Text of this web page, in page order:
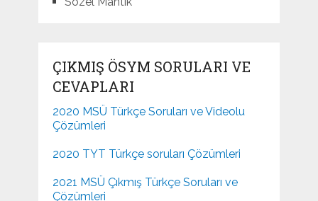
ÇIKMIŞ ÖSYM SORULARI VE
CEVAPLARI
2020 MSÜ Türkçe Soruları ve Videolu
Çözümleri
2020 TYT Türkçe soruları Çözümleri
2021 MSÜ Çıkmış Türkçe Soruları ve
Çözümleri